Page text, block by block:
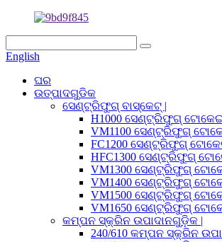
English
ଘର
ଉତ୍ପାଦଗୁଡିକ
ସେଣ୍ଟ୍ରିଫୁଗ୍ ବାସ୍କେଟ୍ |
H1000 ସେଣ୍ଟ୍ରିଫୁଗ୍
VM1100 ସେଣ୍ଟ୍ରିଫୁଗ୍
FC1200 ସେଣ୍ଟ୍ରିଫୁଗ୍
HFC1300 ସେଣ୍ଟ୍ରିଫୁଗ୍
VM1300 ସେଣ୍ଟ୍ରିଫୁଗ୍
VM1400 ସେଣ୍ଟ୍ରିଫୁଗ୍
VM1500 ସେଣ୍ଟ୍ରିଫୁଗ୍
VM1650 ସେଣ୍ଟ୍ରିଫୁଗ୍
କମ୍ପନ ସ୍କ୍ରିନ ଉପାଦାନଗୁଡ଼ିକ |
240/610 କମ୍ପନ ସ୍କ୍ରିନ